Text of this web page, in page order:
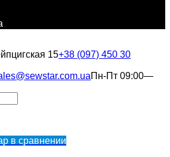
15+38 (097) 450 30
Пн-Пт 09:00—
в сравнении